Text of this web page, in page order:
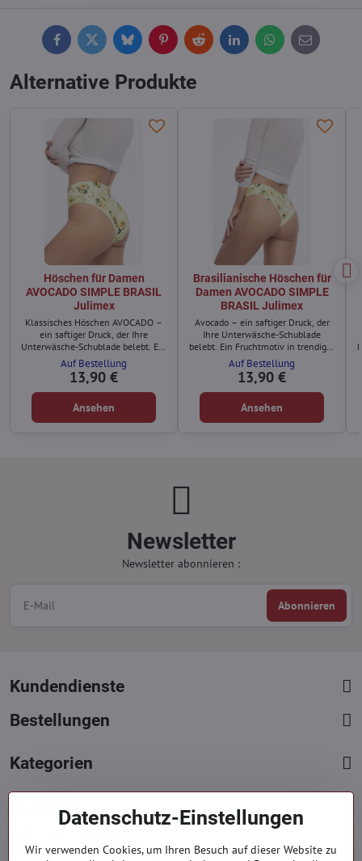
FacebookTwitterBlueskyPinterestReddit LinkedInWhatsApp
E-
mail
Alternative Produkte
Höschen für Damen
AVOCADO SIMPLE BRASIL
Julimex
Klassisches Höschen AVOCADO –
ein saftiger Druck, der Ihre
Unterwäsche-Schublade belebt. Ein
Fruchtmotiv in trendiger grüner
Farbe? Das wird garantiert
Aufmerksamkeit erregen!
Auf Bestellung
13,90 €
Ansehen
Brasilianische Höschen für
Damen AVOCADO SIMPLE
BRASIL Julimex
Avocado – ein saftiger Druck, der
Ihre Unterwäsche-Schublade
belebt. Ein Fruchtmotiv in trendiger
grüner Farbe? Das wird garantiert
Aufmerksamkeit erregen!
Auf Bestellung
13,90 €
Ansehen
Newsletter
Newsletter abonnieren :
Abonnieren
Kundendienste
Bestellungen
Kategorien
Kontakte
Mont. - Freit. : 09:00 - 15:00 hod.
Datenschutz-Einstellungen
Wir verwenden Cookies, um Ihren Besuch auf dieser Website zu